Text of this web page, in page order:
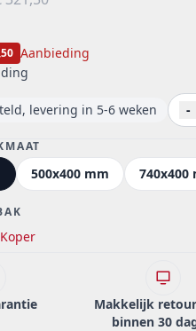
Aanbieding
levering in 5-6 weken -
500x400 mm 740x400
Koper
Makkelijk
binnen 30